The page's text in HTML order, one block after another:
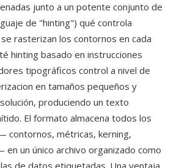
junto a un potente conjunto de
de "hinting") qué controla
rasterizan los contornos en cada
hinting basado en instrucciones
tipográficos control a nivel de
en tamaños pequeños y
produciendo un texto
El formato almacena todos los
contornos, métricas, kerning,
un único archivo organizado como
de datos etiquetadas. Una ventaja